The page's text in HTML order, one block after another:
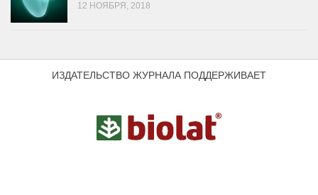
12 НОЯБРЯ, 2018
ИЗДАТЕЛЬСТВО ЖУРНАЛА ПОДДЕРЖИВАЕТ